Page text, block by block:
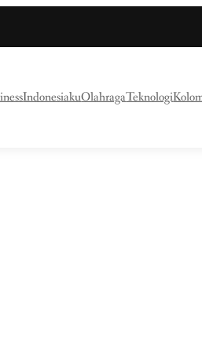
IndonesiakuOlahragaTeknologi